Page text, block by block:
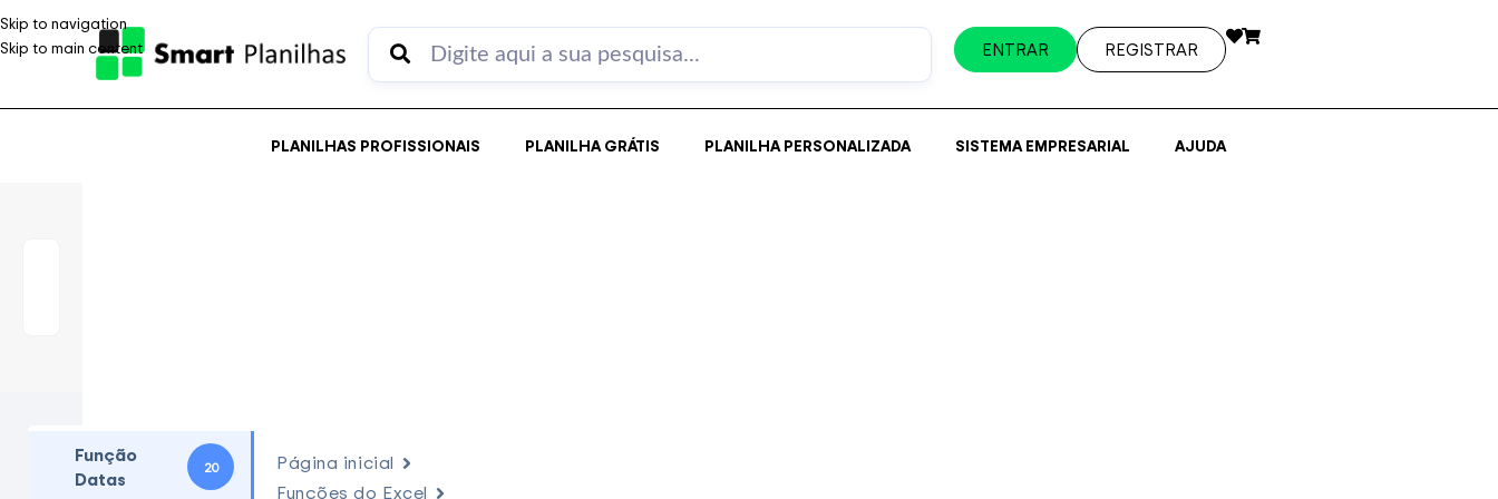
Skip to navigation
Skip to main content
ENTRAR REGISTRAR
PLANILHAS PROFISSIONAIS PLANILHA GRÁTIS PLANILHA PERSONALIZADA SISTEMA EMPRESARIAL AJUDA
Função
Datas
20
Página inicial
Funções do Excel